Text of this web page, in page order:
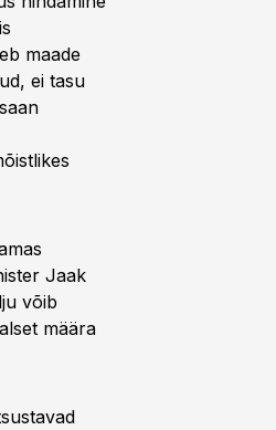
maade
ei tasu
Jaak
võib
määra